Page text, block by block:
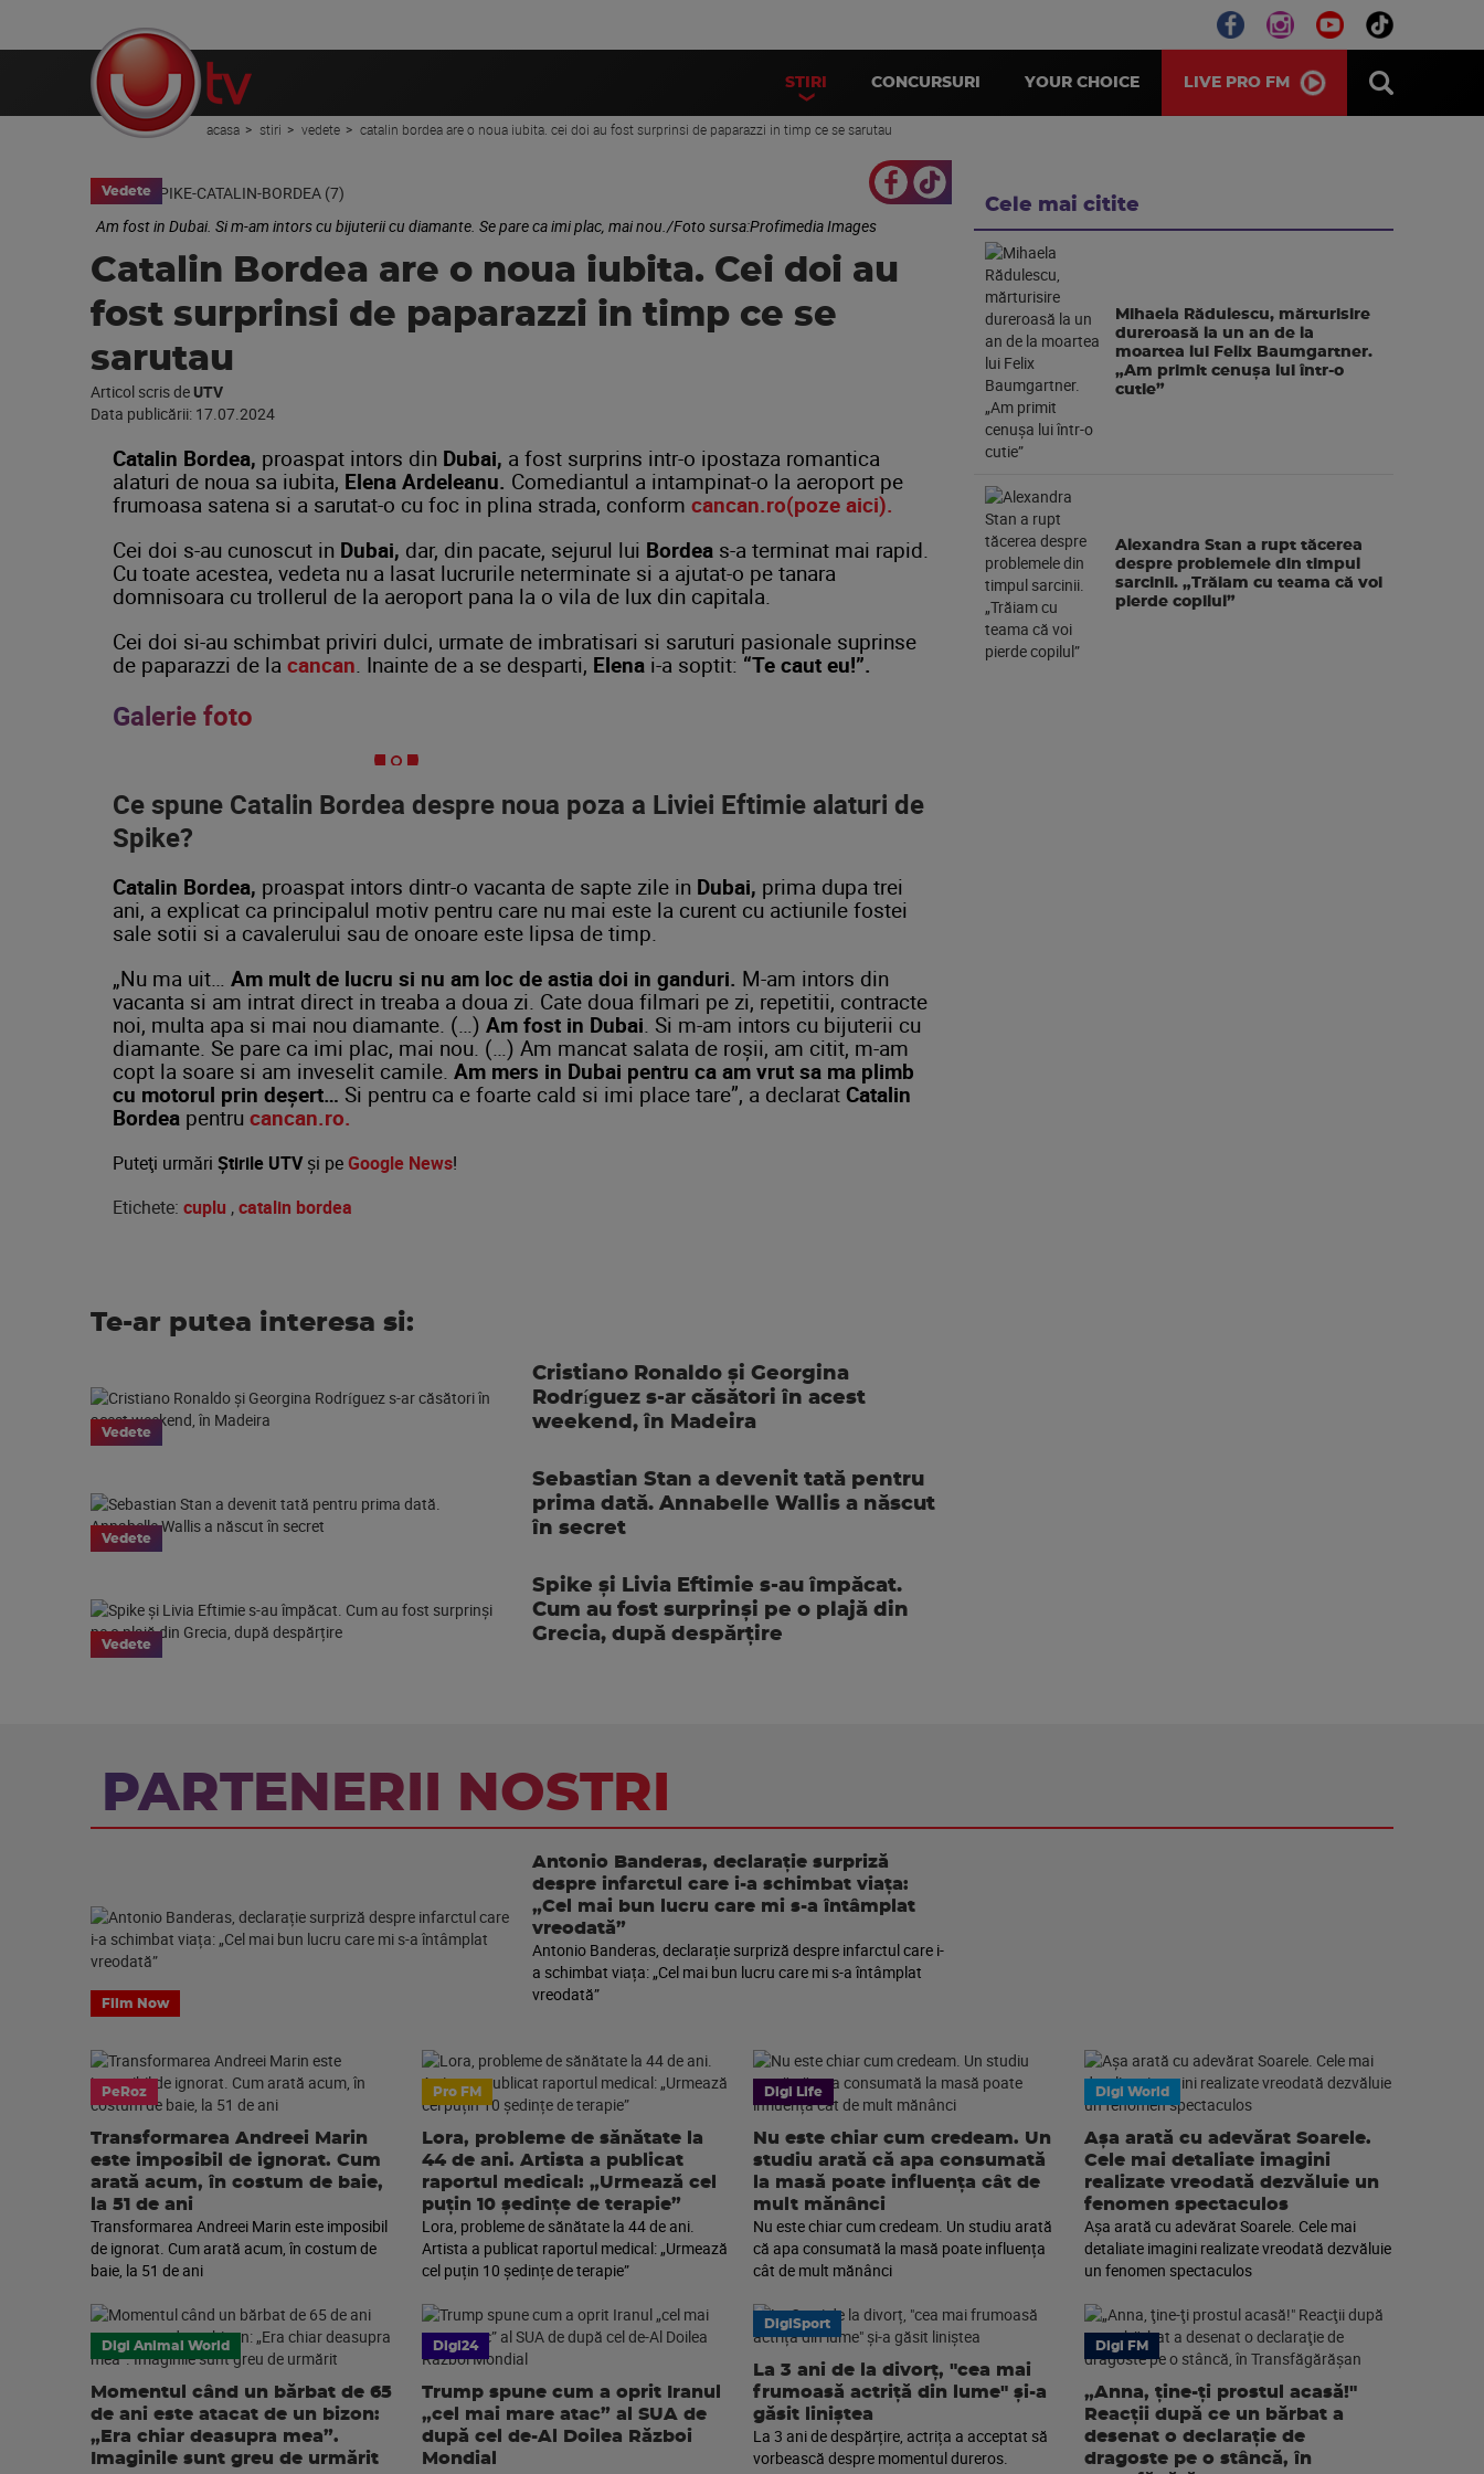
STIRI CONCURSURI YOUR CHOICE LIVE PRO FM
acasa stiri vedete catalin bordea are o noua iubita. cei doi au fost surprinsi de paparazzi in timp ce se sarutau
Vedete
Am fost in Dubai. Si m-am intors cu bijuterii cu diamante. Se pare ca imi plac, mai nou./Foto sursa:Profimedia Images
Catalin Bordea are o noua iubita. Cei doi au
fost surprinsi de paparazzi in timp ce se
sarutau
Articol scris de UTV
Data publicării: 17.07.2024
Catalin Bordea, proaspat intors din Dubai, a fost surprins intr-o ipostaza romantica
alaturi de noua sa iubita, Elena Ardeleanu. Comediantul a intampinat-o la aeroport pe
frumoasa satena si a sarutat-o cu foc in plina strada, conform cancan.ro(poze aici).
Cei doi s-au cunoscut in Dubai, dar, din pacate, sejurul lui Bordea s-a terminat mai rapid.
Cu toate acestea, vedeta nu a lasat lucrurile neterminate si a ajutat-o pe tanara
domnisoara cu trollerul de la aeroport pana la o vila de lux din capitala.
Cei doi si-au schimbat priviri dulci, urmate de imbratisari si saruturi pasionale suprinse
de paparazzi de la cancan. Inainte de a se desparti, Elena i-a soptit: “Te caut eu!”.
Galerie foto
Ce spune Catalin Bordea despre noua poza a Liviei Eftimie alaturi de
Spike?
Catalin Bordea, proaspat intors dintr-o vacanta de sapte zile in Dubai, prima dupa trei
ani, a explicat ca principalul motiv pentru care nu mai este la curent cu actiunile fostei
sale sotii si a cavalerului sau de onoare este lipsa de timp.
„Nu ma uit… Am mult de lucru si nu am loc de astia doi in ganduri. M-am intors din
vacanta si am intrat direct in treaba a doua zi. Cate doua filmari pe zi, repetitii, contracte
noi, multa apa si mai nou diamante. (…) Am fost in Dubai. Si m-am intors cu bijuterii cu
diamante. Se pare ca imi plac, mai nou. (…) Am mancat salata de roșii, am citit, m-am
copt la soare si am inveselit camile. Am mers in Dubai pentru ca am vrut sa ma plimb
cu motorul prin deșert… Si pentru ca e foarte cald si imi place tare”, a declarat Catalin
Bordea pentru cancan.ro.
Puteţi urmări Știrile UTVşi peGoogle News!
Etichete: cuplu ,catalin bordea
Cele mai citite
Mihaela Rădulescu, mărturisire
dureroasă la un an de la
moartea lui Felix Baumgartner.
„Am primit cenușa lui într-o
cutie”
Alexandra Stan a rupt tăcerea
despre problemele din timpul
sarcinii. „Trăiam cu teama că voi
pierde copilul”
Te-ar putea interesa si:
Vedete
Cristiano Ronaldo și Georgina
Rodríguez s-ar căsători în acest
weekend, în Madeira
Vedete
Sebastian Stan a devenit tată pentru
prima dată. Annabelle Wallis a născut
în secret
Vedete
Spike și Livia Eftimie s-au împăcat.
Cum au fost surprinși pe o plajă din
Grecia, după despărțire
PARTENERII NOSTRI
Film Now
Antonio Banderas, declarație surpriză
despre infarctul care i-a schimbat viața:
„Cel mai bun lucru care mi s-a întâmplat
vreodată”
Antonio Banderas, declarație surpriză despre infarctul care i-
a schimbat viața: „Cel mai bun lucru care mi s-a întâmplat
vreodată”
PeRoz
Transformarea Andreei Marin
este imposibil de ignorat. Cum
arată acum, în costum de baie,
la 51 de ani
Transformarea Andreei Marin este imposibil
de ignorat. Cum arată acum, în costum de
baie, la 51 de ani
Pro FM
Lora, probleme de sănătate la
44 de ani. Artista a publicat
raportul medical: „Urmează cel
puțin 10 ședințe de terapie”
Lora, probleme de sănătate la 44 de ani.
Artista a publicat raportul medical: „Urmează
cel puțin 10 ședințe de terapie”
Digi Life
Nu este chiar cum credeam. Un
studiu arată că apa consumată
la masă poate influența cât de
mult mănânci
Nu este chiar cum credeam. Un studiu arată
că apa consumată la masă poate influența
cât de mult mănânci
Digi World
Așa arată cu adevărat Soarele.
Cele mai detaliate imagini
realizate vreodată dezvăluie un
fenomen spectaculos
Așa arată cu adevărat Soarele. Cele mai
detaliate imagini realizate vreodată dezvăluie
un fenomen spectaculos
Digi Animal World
Momentul când un bărbat de 65
de ani este atacat de un bizon:
„Era chiar deasupra mea”.
Imaginile sunt greu de urmărit
Digi24
Trump spune cum a oprit Iranul
„cel mai mare atac” al SUA de
după cel de-Al Doilea Război
Mondial
DigiSport
La 3 ani de la divorț, "cea mai
frumoasă actriță din lume" și-a
găsit liniștea
La 3 ani de despărțire, actrița a acceptat să
vorbească despre momentul dureros.
Digi FM
„Anna, ţine-ţi prostul acasă!"
Reacţii după ce un bărbat a
desenat o declaraţie de
dragoste pe o stâncă, în